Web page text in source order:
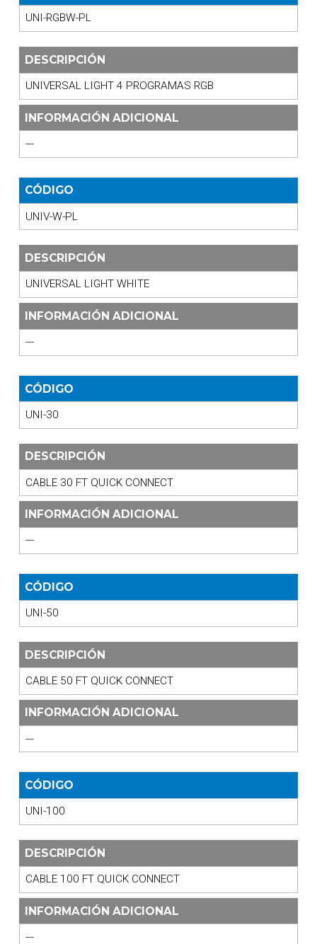
UNI-RGBW-PL
DESCRIPCIÓN
UNIVERSAL LIGHT 4 PROGRAMAS RGB
INFORMACIÓN ADICIONAL
---
CÓDIGO
UNIV-W-PL
DESCRIPCIÓN
UNIVERSAL LIGHT WHITE
INFORMACIÓN ADICIONAL
---
CÓDIGO
UNI-30
DESCRIPCIÓN
CABLE 30 FT QUICK CONNECT
INFORMACIÓN ADICIONAL
---
CÓDIGO
UNI-50
DESCRIPCIÓN
CABLE 50 FT QUICK CONNECT
INFORMACIÓN ADICIONAL
---
CÓDIGO
UNI-100
DESCRIPCIÓN
CABLE 100 FT QUICK CONNECT
INFORMACIÓN ADICIONAL
---